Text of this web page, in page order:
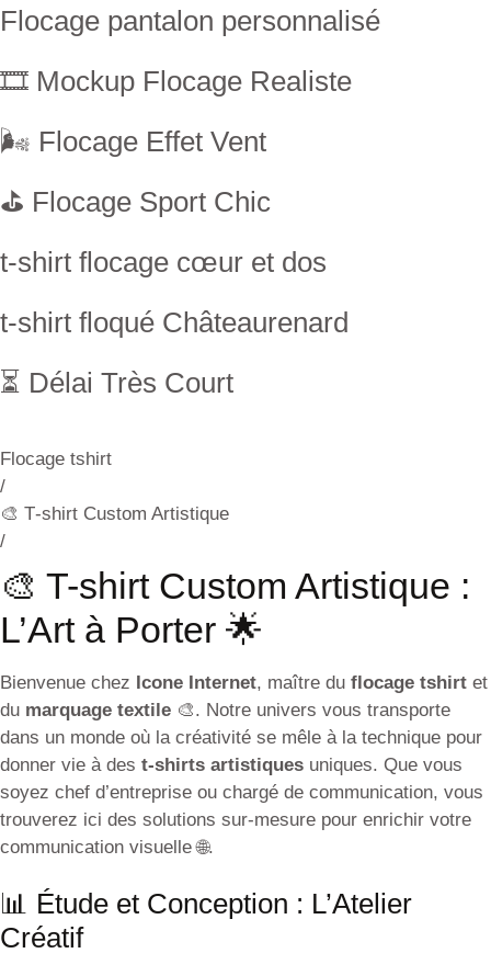
Flocage pantalon personnalisé
🎞 Mockup Flocage Realiste
🌬 Flocage Effet Vent
⛳ Flocage Sport Chic
t-shirt flocage cœur et dos
t-shirt floqué Châteaurenard
⏳ Délai Très Court
Flocage tshirt
/
🎨 T‑shirt Custom Artistique
/
🎨 T-shirt Custom Artistique :
L’Art à Porter 🌟
Bienvenue chez Icone Internet, maître du flocage tshirt et
du marquage textile 🎨. Notre univers vous transporte
dans un monde où la créativité se mêle à la technique pour
donner vie à des t-shirts artistiques uniques. Que vous
soyez chef d’entreprise ou chargé de communication, vous
trouverez ici des solutions sur-mesure pour enrichir votre
communication visuelle 🌐.
📊 Étude et Conception : L’Atelier
Créatif